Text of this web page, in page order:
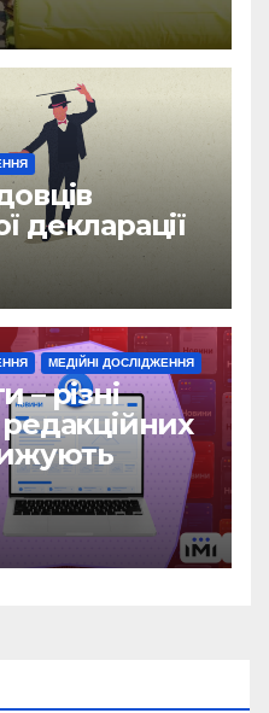
декларації
МЕДІЙНІ ДОСЛІДЖЕННЯ
– різні